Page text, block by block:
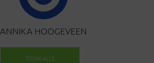
ANNIKA HOOGEVEEN
TOON ALLE